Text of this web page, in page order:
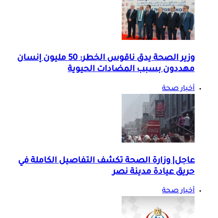
وزير الصحة يدق ناقوس الخطر: 50 مليون إنسان
مهددون بسبب المضادات الحيوية
أخبار صحة
عاجل| وزارة الصحة تكشف التفاصيل الكاملة في
حريق عيادة مدينة نصر
أخبار صحة